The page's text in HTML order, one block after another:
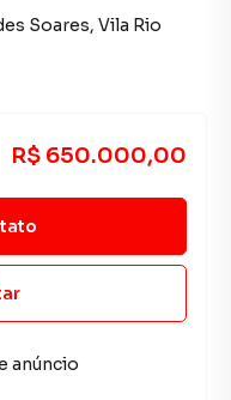
Soares, Vila Rio
R$ 650.000,00
anúncio